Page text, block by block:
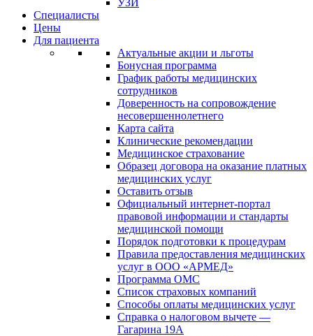
УЗИ
Специалисты
Цены
Для пациента
Актуальные акции и льготы
Бонусная программа
График работы медицинских
сотрудников
Доверенность на сопровождение
несовершеннолетнего
Карта сайта
Клинические рекомендации
Медицинское страхование
Образец договора на оказание платных
медицинских услуг
Оставить отзыв
Официальный интернет-портал
правовой информации и стандарты
медицинской помощи
Порядок подготовки к процедурам
Правила предоставления медицинских
услуг в ООО «АРМЕД»
Программа ОМС
Список страховых компаний
Способы оплаты медицинских услуг
Справка о налоговом вычете —
Гагарина 19А